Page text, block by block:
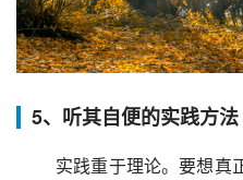
5、听其自便的实践方法